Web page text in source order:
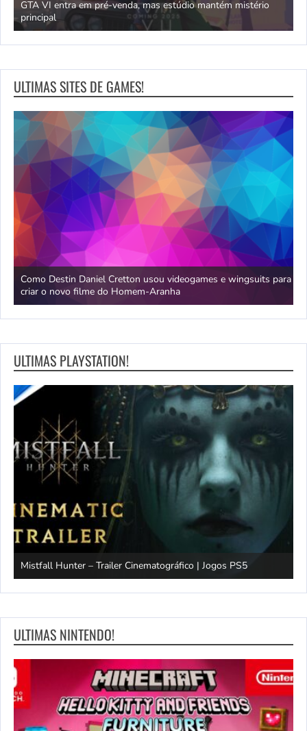
GTA VI entra em pré-venda, mas estúdio mantém mistério
principal
ULTIMAS SITES DE GAMES!
Como Destin Daniel Cretton usou videogames e wingsuits para
criar o novo filme do Homem-Aranha
ULTIMAS PLAYSTATION!
Mistfall Hunter – Trailer Cinematográfico | Jogos PS5
ULTIMAS NINTENDO!